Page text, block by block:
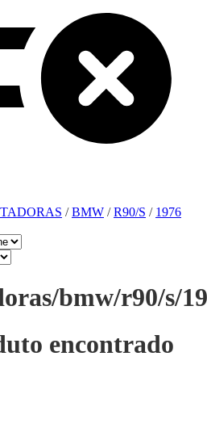
/BMW /R90/S / 1976
bmw/r90/s/
encontrado